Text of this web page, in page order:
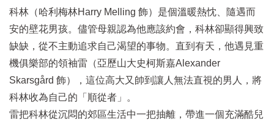
科林（哈利梅林Harry Melling 飾）是個溫暖熱忱、隨遇而
安的壁花男孩。儘管母親認為他應該約會，科林卻顯得興致
缺缺，從不主動追求自己渴望的事物。直到有天，他遇見重
機俱樂部的領袖雷（亞歷山大史柯斯嘉Alexander
Skarsgård 飾），這位高大又帥到讓人無法直視的男人，將
科林收為自己的「順從者」。
雷把科林從沉悶的郊區生活中一把抽離，帶進一個充滿酷兒